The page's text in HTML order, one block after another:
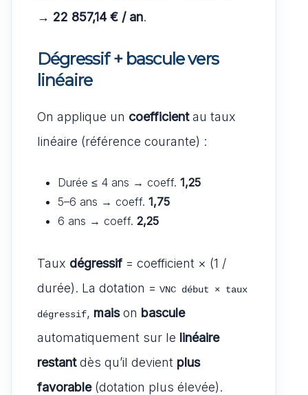
→ 22 857,14 € / an.
Dégressif + bascule vers
linéaire
On applique un coefficientau taux
linéaire (référence courante) :
Durée ≤ 4 ans → coeff. 1,25
5–6 ans → coeff. 1,75
6 ans → coeff. 2,25
Taux dégressif = coefficient × (1 /
durée). La dotation = VNC début × taux
dégressif, maison bascule
automatiquement sur le linéaire
restantdès qu’il devient plus
favorable(dotation plus élevée).